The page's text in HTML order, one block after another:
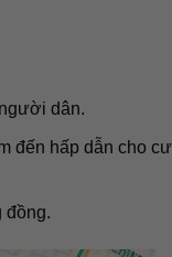
dân.
đến hấp dẫn cho cư
đồng.